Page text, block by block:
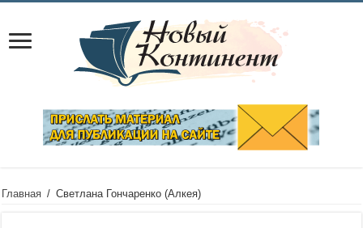
Главная / Светлана Гончаренко (Алкея)